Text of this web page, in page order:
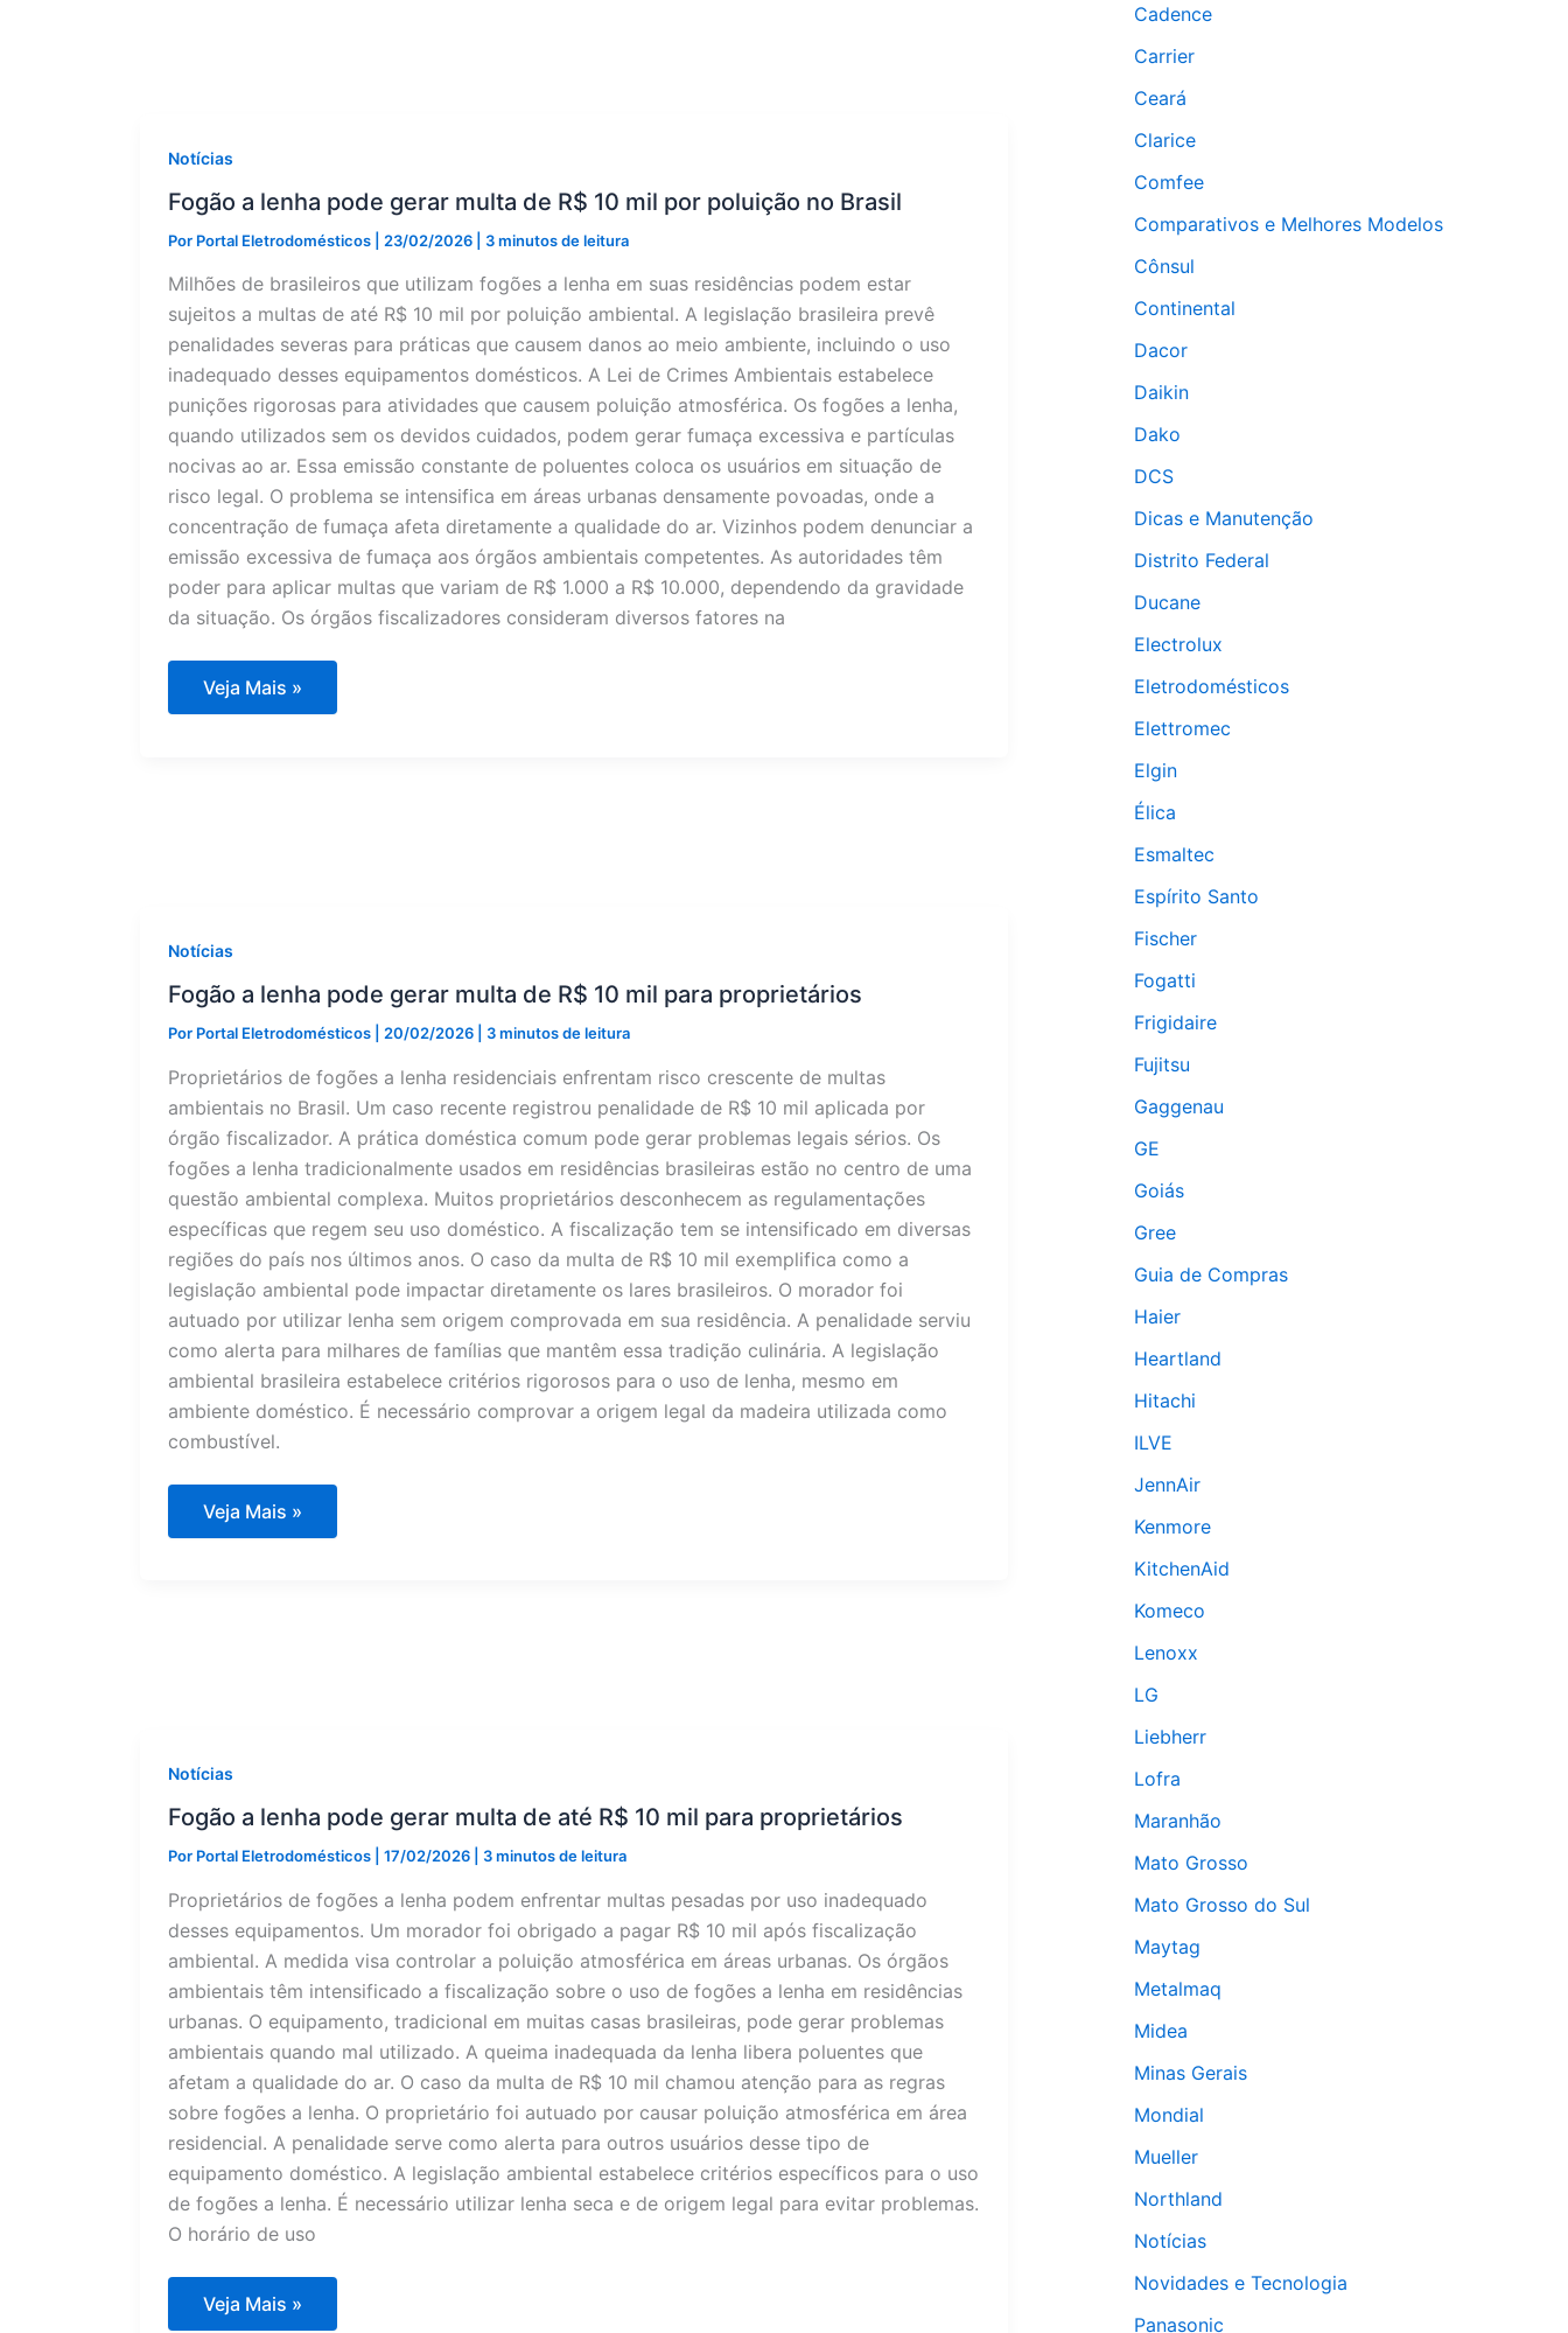
Notícias
Fogão a lenha pode gerar multa de R$ 10 mil por poluição no Brasil
Por Portal Eletrodomésticos 23/02/2026 3 minutos de leitura
Milhões de brasileiros que utilizam fogões a lenha em suas residências podem estar
sujeitos a multas de até R$ 10 mil por poluição ambiental. A legislação brasileira prevê
penalidades severas para práticas que causem danos ao meio ambiente, incluindo o uso
inadequado desses equipamentos domésticos. A Lei de Crimes Ambientais estabelece
punições rigorosas para atividades que causem poluição atmosférica. Os fogões a lenha,
quando utilizados sem os devidos cuidados, podem gerar fumaça excessiva e partículas
nocivas ao ar. Essa emissão constante de poluentes coloca os usuários em situação de
risco legal. O problema se intensifica em áreas urbanas densamente povoadas, onde a
concentração de fumaça afeta diretamente a qualidade do ar. Vizinhos podem denunciar a
emissão excessiva de fumaça aos órgãos ambientais competentes. As autoridades têm
poder para aplicar multas que variam de R$ 1.000 a R$ 10.000, dependendo da gravidade
da situação. Os órgãos fiscalizadores consideram diversos fatores na
Fogão
Veja Mais »
Notícias
Fogão a lenha pode gerar multa de R$ 10 mil para proprietários
Por Portal Eletrodomésticos 20/02/2026 3 minutos de leitura
Proprietários de fogões a lenha residenciais enfrentam risco crescente de multas
ambientais no Brasil. Um caso recente registrou penalidade de R$ 10 mil aplicada por
órgão fiscalizador. A prática doméstica comum pode gerar problemas legais sérios. Os
fogões a lenha tradicionalmente usados em residências brasileiras estão no centro de uma
questão ambiental complexa. Muitos proprietários desconhecem as regulamentações
específicas que regem seu uso doméstico. A fiscalização tem se intensificado em diversas
regiões do país nos últimos anos. O caso da multa de R$ 10 mil exemplifica como a
legislação ambiental pode impactar diretamente os lares brasileiros. O morador foi
autuado por utilizar lenha sem origem comprovada em sua residência. A penalidade serviu
como alerta para milhares de famílias que mantêm essa tradição culinária. A legislação
ambiental brasileira estabelece critérios rigorosos para o uso de lenha, mesmo em
ambiente doméstico. É necessário comprovar a origem legal da madeira utilizada como
combustível.
Fogão
Veja Mais »
Notícias
Fogão a lenha pode gerar multa de até R$ 10 mil para proprietários
Por Portal Eletrodomésticos 17/02/2026 3 minutos de leitura
Proprietários de fogões a lenha podem enfrentar multas pesadas por uso inadequado
desses equipamentos. Um morador foi obrigado a pagar R$ 10 mil após fiscalização
ambiental. A medida visa controlar a poluição atmosférica em áreas urbanas. Os órgãos
ambientais têm intensificado a fiscalização sobre o uso de fogões a lenha em residências
urbanas. O equipamento, tradicional em muitas casas brasileiras, pode gerar problemas
ambientais quando mal utilizado. A queima inadequada da lenha libera poluentes que
afetam a qualidade do ar. O caso da multa de R$ 10 mil chamou atenção para as regras
sobre fogões a lenha. O proprietário foi autuado por causar poluição atmosférica em área
residencial. A penalidade serve como alerta para outros usuários desse tipo de
equipamento doméstico. A legislação ambiental estabelece critérios específicos para o uso
de fogões a lenha. É necessário utilizar lenha seca e de origem legal para evitar problemas.
O horário de uso
Fogão
Veja Mais »
Cadence
Carrier
Ceará
Clarice
Comfee
Comparativos e Melhores Modelos
Cônsul
Continental
Dacor
Daikin
Dako
DCS
Dicas e Manutenção
Distrito Federal
Ducane
Electrolux
Eletrodomésticos
Elettromec
Elgin
Élica
Esmaltec
Espírito Santo
Fischer
Fogatti
Frigidaire
Fujitsu
Gaggenau
GE
Goiás
Gree
Guia de Compras
Haier
Heartland
Hitachi
ILVE
JennAir
Kenmore
KitchenAid
Komeco
Lenoxx
LG
Liebherr
Lofra
Maranhão
Mato Grosso
Mato Grosso do Sul
Maytag
Metalmaq
Midea
Minas Gerais
Mondial
Mueller
Northland
Notícias
Novidades e Tecnologia
Panasonic